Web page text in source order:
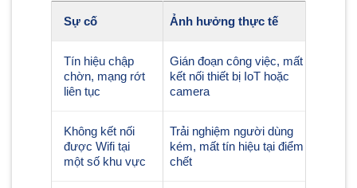
Sự cố Ảnh hưởng thực tế
Tín hiệu chập
chờn, mạng rớt
liên tục
Gián đoạn công việc, mất
kết nối thiết bị IoT hoặc
camera
Không kết nối
được Wifi tại
một số khu vực
Trải nghiệm người dùng
kém, mất tín hiệu tại điểm
chết